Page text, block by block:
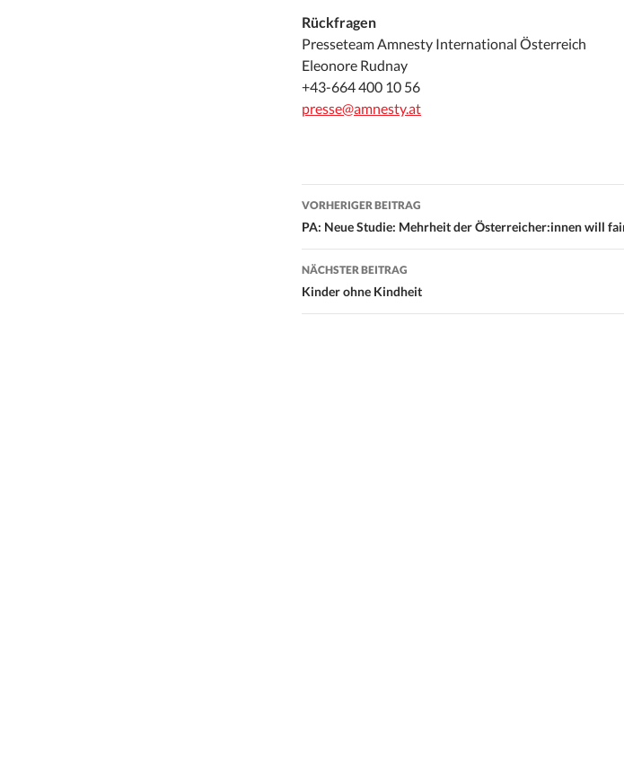
Rückfragen
Presseteam Amnesty International Österreich
Eleonore Rudnay
+43-664 400 10 56
presse@amnesty.at
Beitrags-
Navigation
VORHERIGER BEITRAG
PA: Neue Studie: Mehrheit der Österreicher:innen will
NÄCHSTER BEITRAG
Kinder ohne Kindheit